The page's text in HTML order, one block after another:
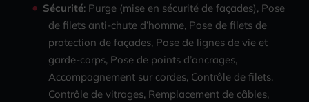
Sécurité: Purge (mise en sécurité de façades), Pose
de filets anti-chute d’homme, Pose de filets de
protection de façades, Pose de lignes de vie et
garde-corps, Pose de points d’ancrages,
Accompagnement sur cordes, Contrôle de filets,
Contrôle de vitrages, Remplacement de câbles,